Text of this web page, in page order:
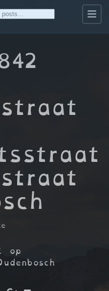
op